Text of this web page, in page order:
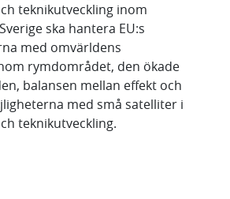
teknikutveckling inom
ska hantera EU:s
med omvärldens
rymdområdet, den ökade
balansen mellan effekt och
med små satelliter i
teknikutveckling.